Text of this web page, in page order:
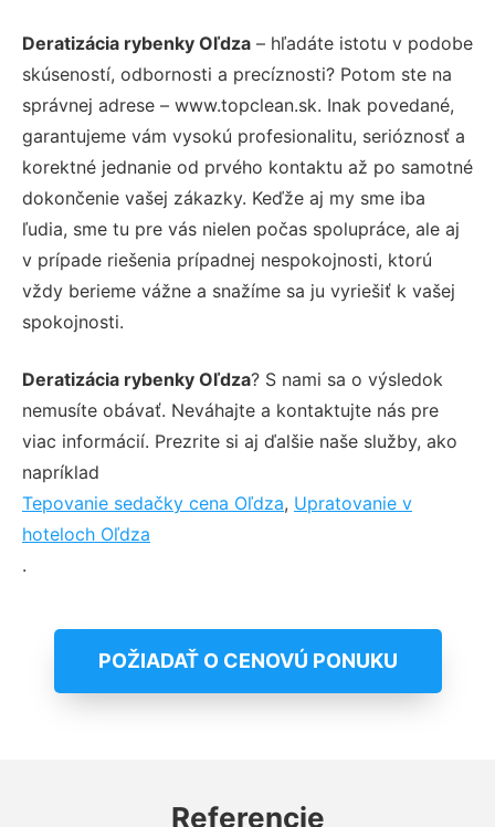
Deratizácia rybenky Oľdza – hľadáte istotu v podobe
skúseností, odbornosti a precíznosti? Potom ste na
správnej adrese – www.topclean.sk. Inak povedané,
garantujeme vám vysokú profesionalitu, serióznosť a
korektné jednanie od prvého kontaktu až po samotné
dokončenie vašej zákazky. Keďže aj my sme iba
ľudia, sme tu pre vás nielen počas spolupráce, ale aj
v prípade riešenia prípadnej nespokojnosti, ktorú
vždy berieme vážne a snažíme sa ju vyriešiť k vašej
spokojnosti.
Deratizácia rybenky Oľdza? S nami sa o výsledok
nemusíte obávať. Neváhajte a kontaktujte nás pre
viac informácií. Prezrite si aj ďalšie naše služby, ako
napríklad
Tepovanie sedačky cena Oľdza, Upratovanie v
hoteloch Oľdza
.
POŽIADAŤ O CENOVÚ PONUKU
Referencie